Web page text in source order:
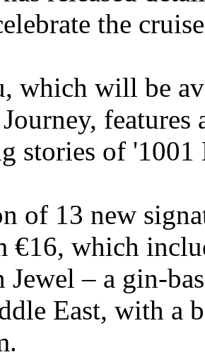
the
which will be
stories of
of 13 new
€16, which
Jewel – a gin-
East, with a